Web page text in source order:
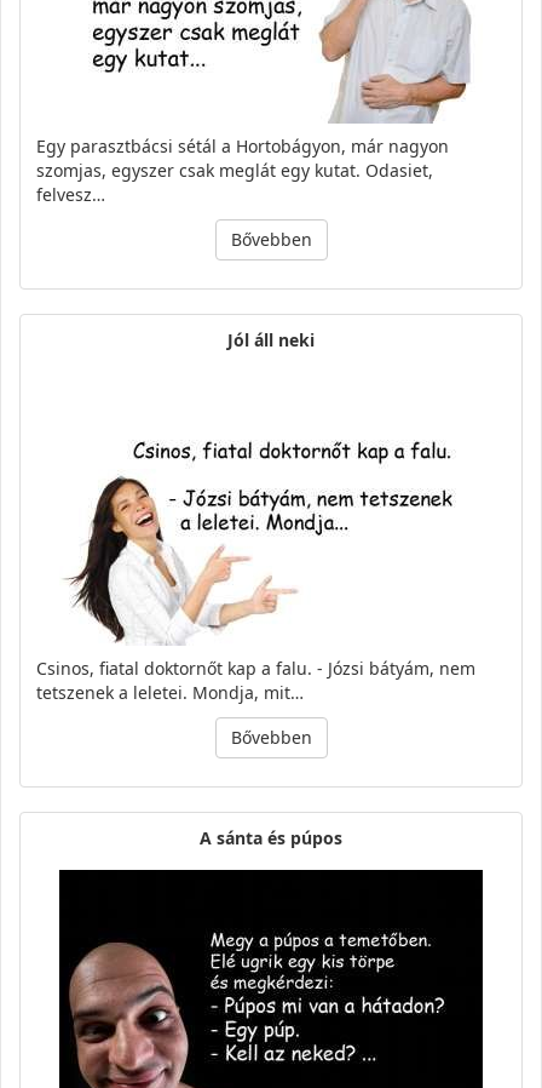
Egy parasztbácsi sétál a Hortobágyon, már nagyon
szomjas, egyszer csak meglát egy kutat. Odasiet,
felvesz…
Bővebben
Jól áll neki
Csinos, fiatal doktornőt kap a falu. - Józsi bátyám, nem
tetszenek a leletei. Mondja, mit…
Bővebben
A sánta és púpos